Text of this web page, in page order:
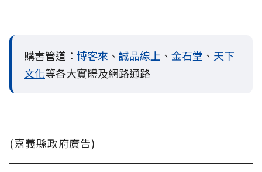
購書管道： 博客來 、 誠品線上 、 金石堂 、 天下
文化等各大實體及網路通路
(嘉義縣政府廣告)